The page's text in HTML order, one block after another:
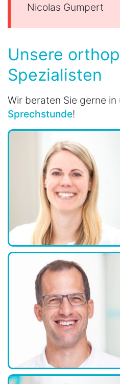
Nicolas Gumpert
Unsere
Spezialisten
Wir beraten Sie gerne in
Sprechstunde!